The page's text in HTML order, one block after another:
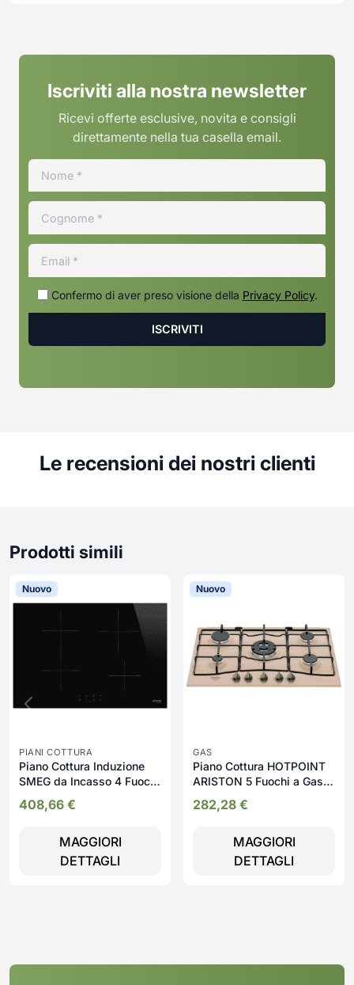
Iscriviti alla nostra newsletter
Ricevi offerte esclusive, novita e consigli
direttamente nella tua casella email.
Confermo di aver preso visione della Privacy Policy.
Le recensioni dei nostri clienti
Prodotti simili
Nuovo
PIANI COTTURA
Piano Cottura Induzione
SMEG da Incasso 4 Fuochi
Vetroceramica -
408,66 €
MAGGIORI
DETTAGLI
Nuovo
GAS
Piano Cottura HOTPOINT
ARISTON 5 Fuochi a Gas
282,28 €
MAGGIORI
DETTAGLI